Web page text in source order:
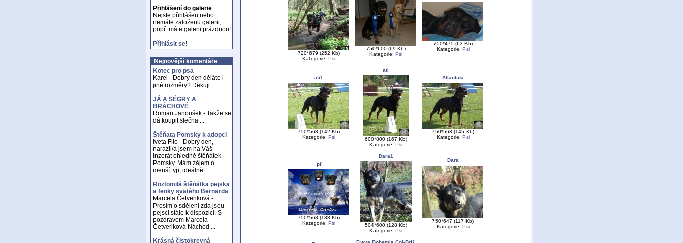
Přihlášení do galerie
Nejste přihlášen nebo
nemáte založenu galerii,
popř. máte galerii prázdnou!
Přihlásit se!
Nejnovější komentáře
Kotec pro psa
Karel - Dobrý den děláte i
jiné rozměry? Děkuji ...
JÁ A SÉGRY A
BRÁCHOVÉ
Roman Janoušek - Takže se
dá koupit slečna ...
Štěňata Pomsky k adopci
Iveta Filo - Dobrý den,
narazil/a jsem na Váš
inzerát ohledně štěňátek
Pomsky. Mám zájem o
menší typ, ideálně ...
Roztomilá štěňátka pejska
a fenky svatého Bernarda
Marcela Četveriková -
Prosím o sdělení zda jsou
pejsci stále k dispozici. S
pozdravem Marcela
Četveriková Náchod ...
Krásná čistokrevná
720*679 (252 Kb)
Kategorie: Psi
750*600 (69 Kb)
Kategorie: Psi
750*475 (63 Kb)
Kategorie: Psi
ati1
750*563 (142 Kb)
Kategorie: Psi
ati
600*800 (167 Kb)
Kategorie: Psi
Atlantida
750*563 (145 Kb)
Kategorie: Psi
pf
750*563 (138 Kb)
Kategorie: Psi
Dara1
504*600 (128 Kb)
Kategorie: Psi
Dara
750*647 (117 Kb)
Kategorie: Psi